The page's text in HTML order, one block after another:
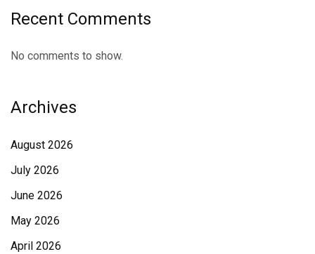
Recent Comments
No comments to show.
Archives
August 2026
July 2026
June 2026
May 2026
April 2026